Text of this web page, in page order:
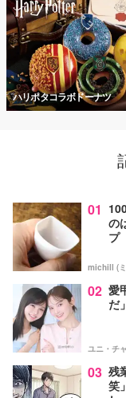
ハリポタコラボドーナツ
01
の
プ
michill (
02 愛
だ
ユニ・チ
03 残
笑